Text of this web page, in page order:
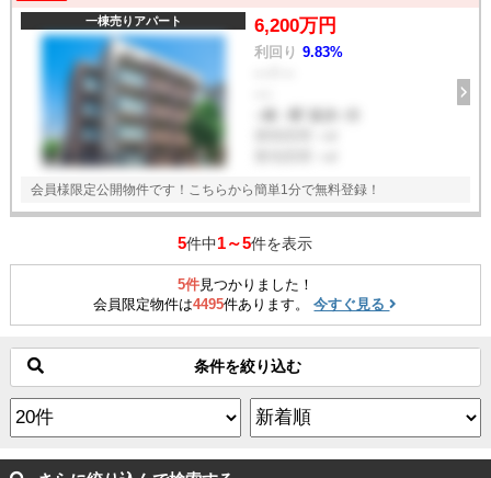
一棟売りアパート 6,200万円
利回り 9.83%
会員様限定公開物件です！こちらから簡単1分で無料登録！
5件中1～5件を表示
5件見つかりました！
会員限定物件は4495件あります。今すぐ見る
条件を絞り込む